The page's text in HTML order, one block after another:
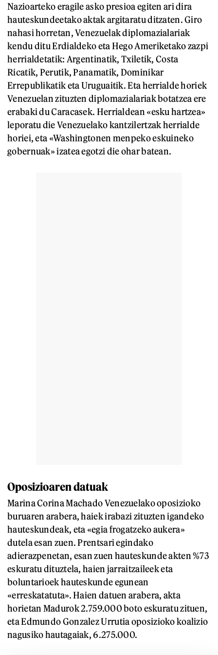
Nazioarteko eragile asko presioa egiten ari dira
hauteskundeetako aktak argitaratu ditzaten. Giro
nahasi horretan, Venezuelak diplomazialariak
kendu ditu Erdialdeko eta Hego Ameriketako zazpi
herrialdetatik: Argentinatik, Txiletik, Costa
Ricatik, Perutik, Panamatik, Dominikar
Errepublikatik eta Uruguaitik. Eta herrialde horiek
Venezuelan zituzten diplomazialariak botatzea ere
erabaki du Caracasek. Herrialdean «esku hartzea»
leporatu die Venezuelako kantzilertzak herrialde
horiei, eta «Washingtonen menpeko eskuineko
gobernuak» izatea egotzi die ohar batean.
Oposizioaren datuak
Marina Corina Machado Venezuelako oposizioko
buruaren arabera, haiek irabazi zituzten igandeko
hauteskundeak, eta «egia frogatzeko aukera»
dutela esan zuen. Prentsari egindako
adierazpenetan, esan zuen hauteskunde akten %73
eskuratu dituztela, haien jarraitzaileek eta
boluntarioek hauteskunde egunean
«erreskatatuta». Haien datuen arabera, akta
horietan Madurok 2.759.000 boto eskuratu zituen,
eta Edmundo Gonzalez Urrutia oposizioko koalizio
nagusiko hautagaiak, 6.275.000.